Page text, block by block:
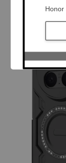
Honor